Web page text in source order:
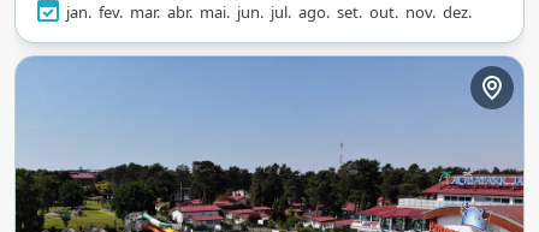
jan. fev. mar. abr. mai. jun. jul. ago. set. out. nov. dez.